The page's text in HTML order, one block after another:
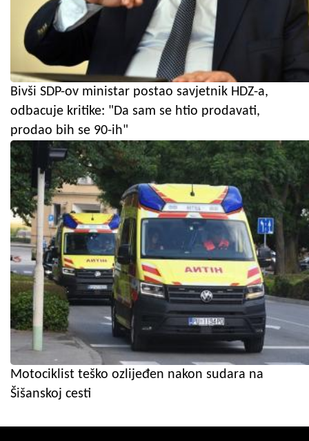
Bivši SDP-ov ministar postao savjetnik HDZ-a,
odbacuje kritike: "Da sam se htio prodavati,
prodao bih se 90-ih"
Motociklist teško ozlijeđen nakon sudara na
Šišanskoj cesti